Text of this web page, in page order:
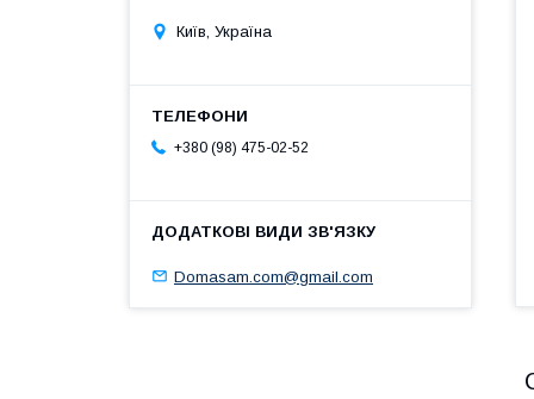
Київ, Україна
+380 (98) 475-02-52
Domasam.com@gmail.com